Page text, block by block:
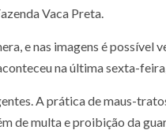
Vaca Preta.
e nas imagens é possível
na última sexta-
A prática de maus-
de multa e proibição da